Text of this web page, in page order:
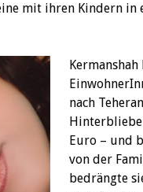
mit ihren Kindern in
nach
Euro – und
von der
bedrängte